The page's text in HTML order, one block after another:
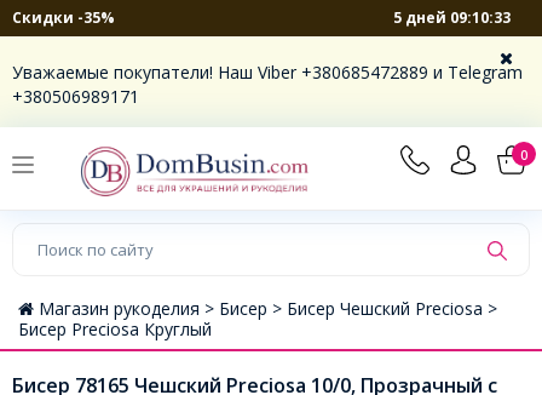
Скидки -35% 5 дней 09:10:33
Уважаемые покупатели! Наш Viber +380685472889 и Telegram
+380506989171
0
Магазин рукоделия > Бисер > Бисер Чешский Preciosa >
Бисер Preciosa Круглый
Бисер 78165 Чешский Preciosa 10/0, Прозрачный с